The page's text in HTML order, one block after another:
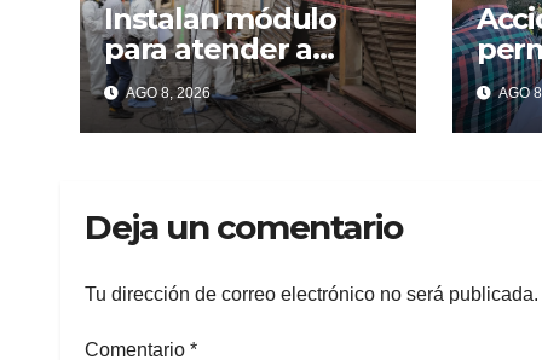
Instalan módulo
para atender a
familias afectadas
por explosión en
Las Granjas
AGO 8, 2026 AGO
Deja un comentario
Tu dirección de correo electrónico no será publicada.
Comentario *